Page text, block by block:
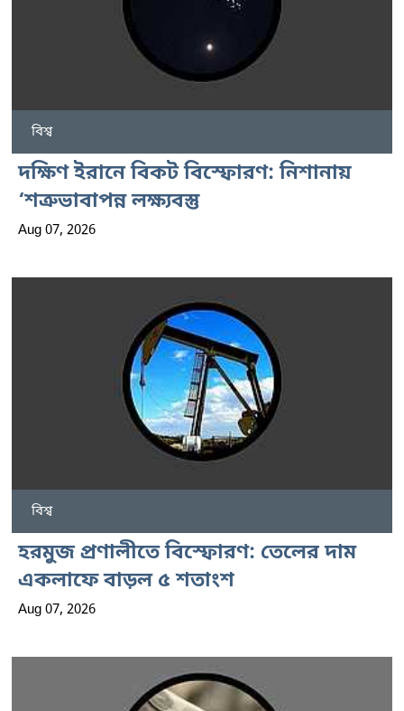
বিশ্ব
দক্ষিণ ইরানে বিকট বিস্ফোরণ: নিশানায়
‘শত্রুভাবাপন্ন লক্ষ্যবস্তু
Aug 07, 2026
বিশ্ব
হরমুজ প্রণালীতে বিস্ফোরণ: তেলের দাম
একলাফে বাড়ল ৫ শতাংশ
Aug 07, 2026